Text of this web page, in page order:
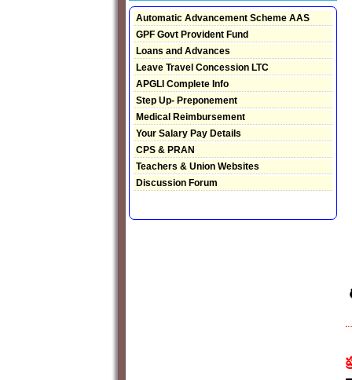
Automatic Advancement Scheme AAS
GPF Govt Provident Fund
Loans and Advances
Leave Travel Concession LTC
APGLI Complete Info
Step Up- Preponement
Medical Reimbursement
Your Salary Pay Details
CPS & PRAN
Teachers & Union Websites
Discussion Forum